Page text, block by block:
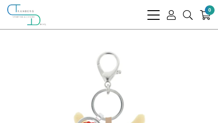
bars
user
search
0